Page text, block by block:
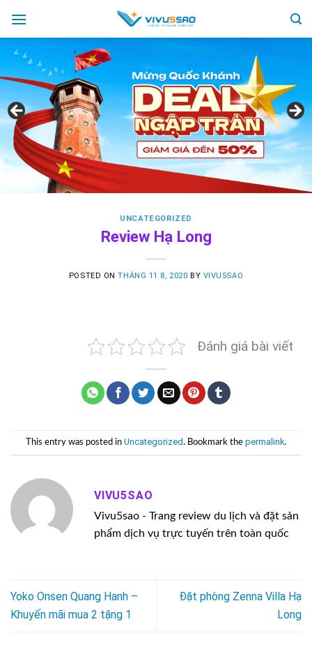
content
UNCATEGORIZED
Review Hạ Long
POSTED ONTHÁNG 11 8, 2020 BY VIVU5SAO
Đánh giá bài viết
This entry was posted in Uncategorized. Bookmark the permalink.
VIVU5SAO
Vivu5sao - Trang review du lịch và đặt sản
phẩm dịch vụ trực tuyến trên toàn quốc
Yoko Onsen Quang Hanh –
Khuyến mãi mua 2 tặng 1
Đặt phòng Zenna Villa Hạ
Long